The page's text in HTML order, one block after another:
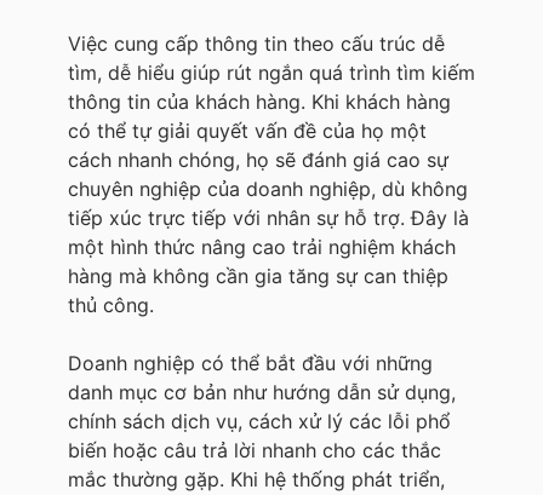
Việc cung cấp thông tin theo cấu trúc dễ
tìm, dễ hiểu giúp rút ngắn quá trình tìm kiếm
thông tin của khách hàng. Khi khách hàng
có thể tự giải quyết vấn đề của họ một
cách nhanh chóng, họ sẽ đánh giá cao sự
chuyên nghiệp của doanh nghiệp, dù không
tiếp xúc trực tiếp với nhân sự hỗ trợ. Đây là
một hình thức nâng cao trải nghiệm khách
hàng mà không cần gia tăng sự can thiệp
thủ công.
Doanh nghiệp có thể bắt đầu với những
danh mục cơ bản như hướng dẫn sử dụng,
chính sách dịch vụ, cách xử lý các lỗi phổ
biến hoặc câu trả lời nhanh cho các thắc
mắc thường gặp. Khi hệ thống phát triển,